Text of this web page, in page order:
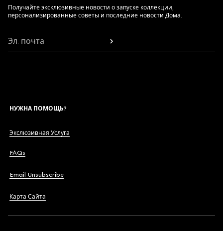
Получайте эксклюзивные новости о запуске коллекции,
персонализированные советы и последние новости Дома.
Эл. почта
НУЖНА ПОМОЩЬ?
Экслюзивная Услуга
FAQs
Email Unsubscribe
Карта Сайта